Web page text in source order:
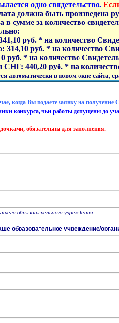
одно свидетельство.
должна быть произведена
в сумме за количество
руб. * на количество
314,10 руб. * на количество
руб. * на количество
СНГ: 440,20 руб. * на
автоматически в новом окне сайта,
когда Вы подаете заявку на получение
конкурса, чьи работы допущены до
обязательны для заполнения.
образовательного учреждения.
образовательное учреждение/